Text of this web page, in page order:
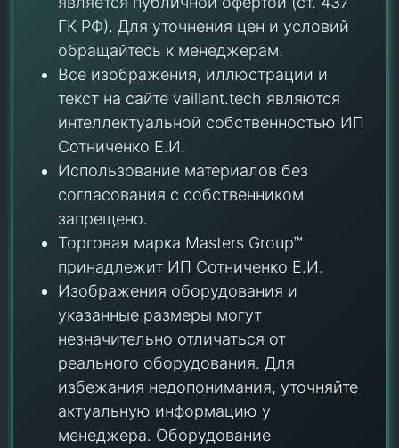
ГК РФ). Для уточнения цен и условий
обращайтесь к менеджерам.
Все изображения, иллюстрации и
текст на сайте vaillant.tech являются
интеллектуальной собственностью ИП
Сотниченко Е.И.
Использование материалов без
согласования с собственником
запрещено.
Торговая марка Masters Group™
принадлежит ИП Сотниченко Е.И.
Изображения оборудования и
указанные размеры могут
незначительно отличаться от
реального оборудования. Для
избежания недопонимания, уточняйте
актуальную информацию у
менеджера. Оборудование